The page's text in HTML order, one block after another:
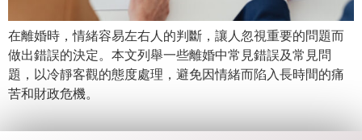
在離婚時，情緒容易左右人的判斷，讓人忽視重要的問題而
做出錯誤的決定。本文列舉一些離婚中常見錯誤及常見問
題，以冷靜客觀的態度處理，避免因情緒而陷入長時間的痛
苦和財政危機。